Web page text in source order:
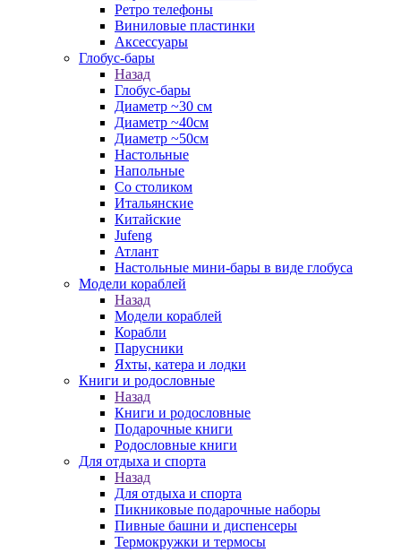
Ретро телефоны
Виниловые пластинки
Аксессуары
Глобус-бары
Назад
Глобус-бары
Диаметр ~30 см
Диаметр ~40см
Диаметр ~50см
Настольные
Напольные
Со столиком
Итальянские
Китайские
Jufeng
Атлант
Настольные мини-бары в виде глобуса
Модели кораблей
Назад
Модели кораблей
Корабли
Парусники
Яхты, катера и лодки
Книги и родословные
Назад
Книги и родословные
Подарочные книги
Родословные книги
Для отдыха и спорта
Назад
Для отдыха и спорта
Пикниковые подарочные наборы
Пивные башни и диспенсеры
Термокружки и термосы